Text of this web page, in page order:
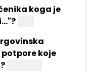
koga je
koje